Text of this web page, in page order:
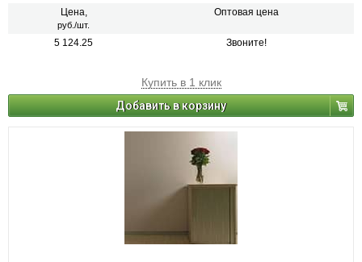
имеют класс горючести В1, Д2, Г1 и РП1. Поэтому у них повышенная
стойкость к огню. Кроме того, это покрытие наносятся без
Цена,
руб./шт.
Оптовая цена
5 124.25 Звоните!
Купить в 1 клик
Добавить в корзину